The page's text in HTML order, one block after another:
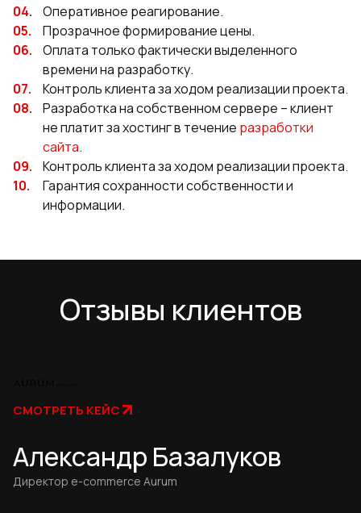
Оперативное реагирование.
Прозрачное формирование цены.
Оплата только фактически выделенного
времени на разработку.
Контроль клиента за ходом реализации проекта.
Разработка на собственном сервере – клиент
не платит за хостинг в течение разработки
сайта.
Контроль клиента за ходом реализации проекта.
Гарантия сохранности собственности и
информации.
Отзывы клиентов
СМОТРЕТЬ КЕЙС
Александр Базалуков
Директор e-commerce Aurum